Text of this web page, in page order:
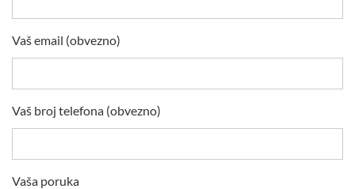
Vaš email (obvezno)
Vaš broj telefona (obvezno)
Vaša poruka